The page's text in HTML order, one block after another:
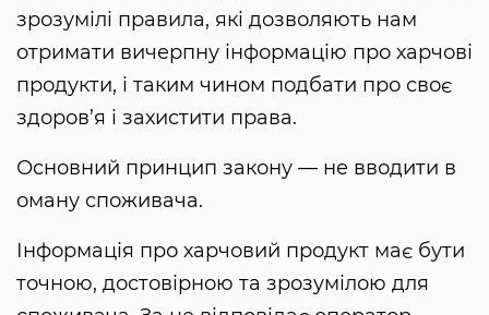
зрозумілі правила, які дозволяють нам
отримати вичерпну інформацію про харчові
продукти, і таким чином подбати про своє
здоров’я і захистити права.
Основний принцип закону — не вводити в
оману споживача.
Інформація про харчовий продукт має бути
точною, достовірною та зрозумілою для